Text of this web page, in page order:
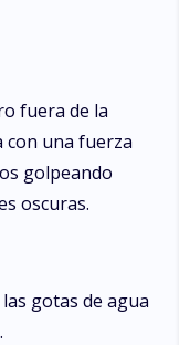
fuera de la
con una fuerza
golpeando
oscuras.
gotas de agua